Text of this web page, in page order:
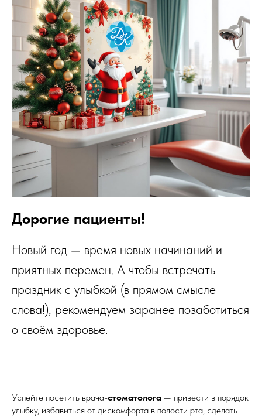
Дорогие пациенты!
Новый год — время новых начинаний и
приятных перемен. А чтобы встречать
праздник с улыбкой (в прямом смысле
слова!), рекомендуем заранее позаботиться
о своём здоровье.
Успейте посетить врача-стоматолога — привести в порядок
улыбку, избавиться от дискомфорта в полости рта, сделать